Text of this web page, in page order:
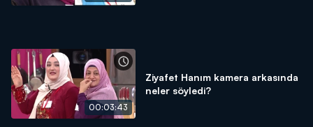
00:03:43
Ziyafet Hanım kamera arkasında
neler söyledi?